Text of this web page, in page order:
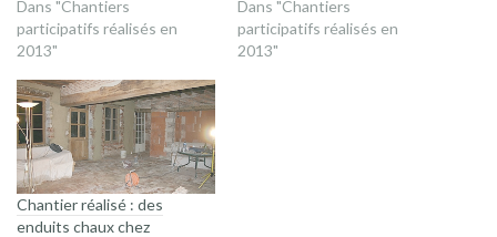
Dans "Chantiers
participatifs réalisés en
2013"
Dans "Chantiers
participatifs réalisés en
2013"
Chantier réalisé : des
enduits chaux chez